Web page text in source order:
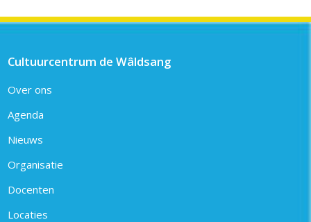
Cultuurcentrum de Wâldsang
Over ons
Agenda
Nieuws
Organisatie
Docenten
Locaties